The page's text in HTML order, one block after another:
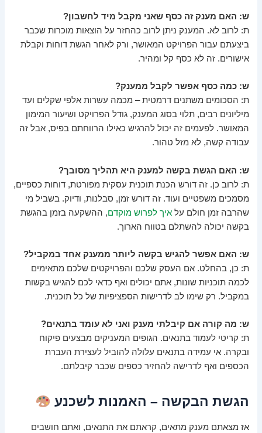
ש: האם מענק זה כסף שאני מקבל מיד לחשבון?
ת: לרוב לא. המענק ניתן לרוב כהחזר על הוצאות מוכרות שכבר
ביצעתם עבור הפרויקט המאושר, ורק לאחר הגשת דוחות וקבלת
אישורים. זה לא כסף קל ומהיר.
ש: כמה כסף אפשר לקבל ממענק?
ת: הסכומים משתנים דרמטית – מכמה עשרות אלפי שקלים ועד
מיליונים רבים, תלוי בסוג המענק, גודל הפרויקט ושיעור המימון
המאושר. לפעמים זה יכול להרגיש כאילו הרווחתם בפיס, אבל זה
עבודה קשה, לא מזל טהור.
ש: האם הגשת בקשה למענק היא תהליך מסובך?
ת: לרוב כן. זה דורש הכנת תוכנית עסקית מפורטת, דוחות כספיים,
מסמכים משפטיים ועוד. זה דורש זמן, סבלנות, ודיוק. בשביל מי
שהרבה זמן חולם עלאיך לפרוש מוקדם, ההשקעה בזמן בהגשת
בקשה יכולה להשתלם בטווח הארוך.
ש: האם אפשר להגיש בקשה ליותר ממענק אחד במקביל?
ת: כן, בהחלט. אם העסק שלכם והפרויקטים שלכם מתאימים
לכמה תוכניות שונות, אתם יכולים ואף כדאי לכם להגיש בקשות
במקביל. רק שימו לב לדרישות הספציפיות של כל תוכנית.
ש: מה קורה אם קיבלתי מענק ואני לא עומד בתנאים?
ת: קריטי לעמוד בתנאים. הגופים המעניקים מבצעים פיקוח
ובקרה. אי עמידה בתנאים עלולה להוביל לעצירת העברת
הכספים ואף לדרישה להחזיר כספים שכבר קיבלתם.
הגשת הבקשה – האמנות לשכנע
אז מצאתם מענק מתאים, קראתם את התנאים, ואתם חושבים